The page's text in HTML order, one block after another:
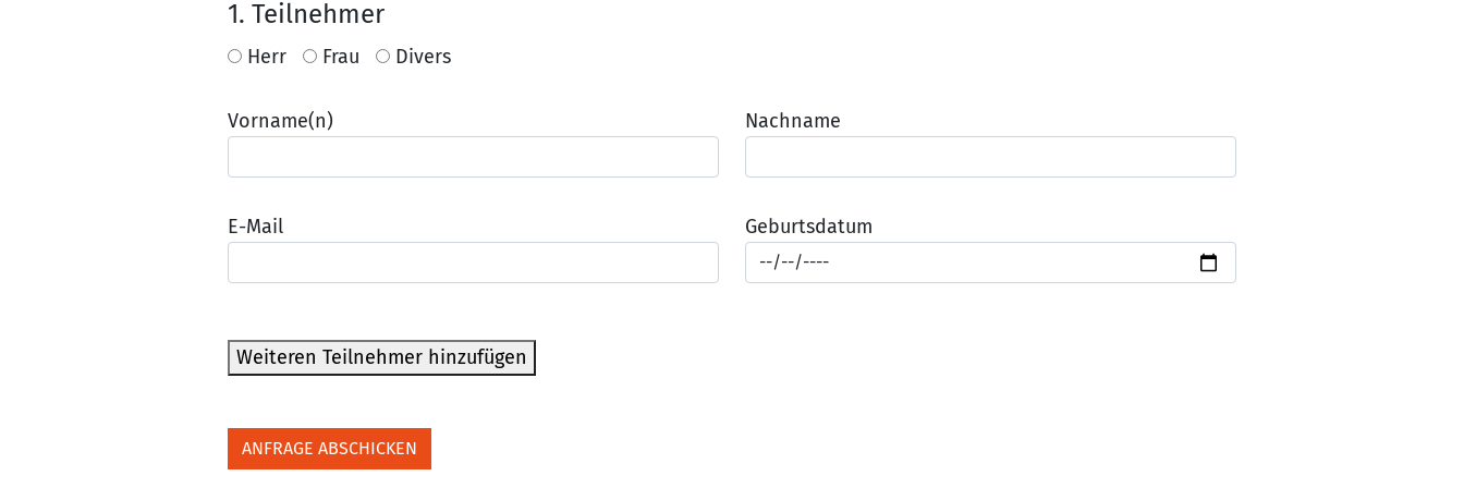
1. Teilnehmer
Herr Frau Divers
Vorname(n) Nachname
E-Mail Geburtsdatum
Weiteren Teilnehmer hinzufügen